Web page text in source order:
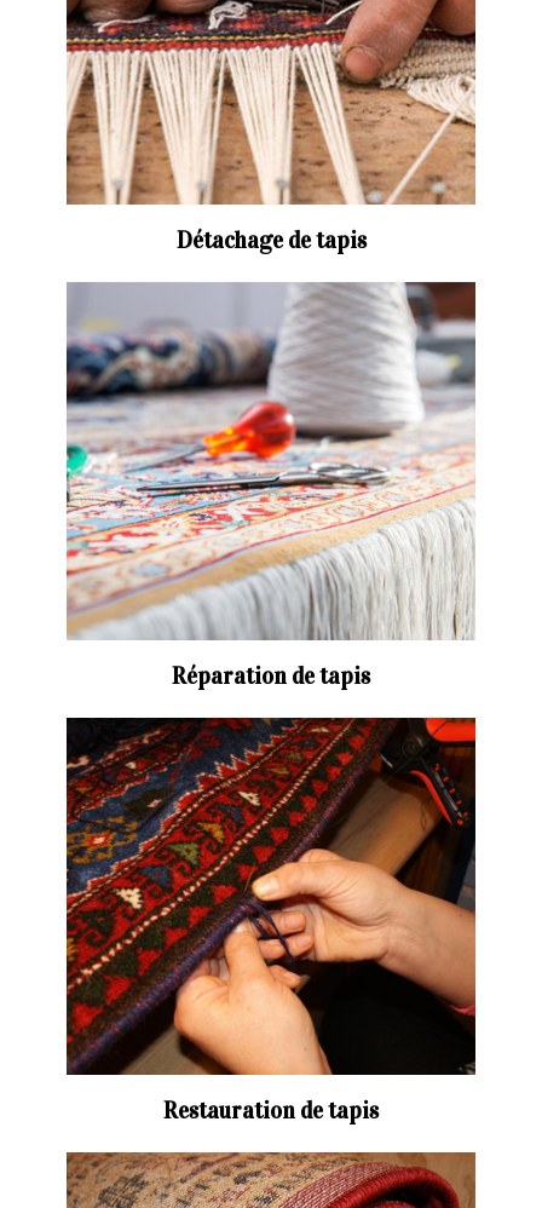
Détachage de tapis
Réparation de tapis
Restauration de tapis